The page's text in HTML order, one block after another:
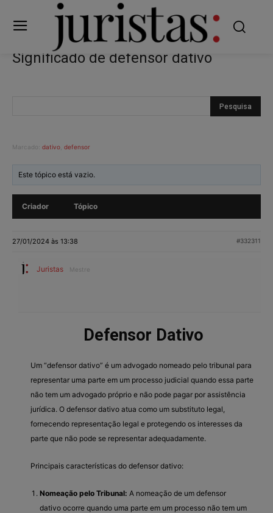
Significado de defensor dativo
Marcado: dativo defensor
Este tópico está vazio.
Criador Tópico
27/01/2024 às 13:38 #332311
Juristas Mestre
Defensor Dativo
Um “defensor dativo” é um advogado nomeado pelo tribunal para
representar uma parte em um processo judicial quando essa parte
não tem um advogado próprio e não pode pagar por assistência
jurídica. O defensor dativo atua como um substituto legal,
fornecendo representação legal e protegendo os interesses da
parte que não pode se representar adequadamente.
Principais características do defensor dativo:
Nomeação pelo Tribunal: A nomeação de um defensor
dativo ocorre quando uma parte em um processo não tem um